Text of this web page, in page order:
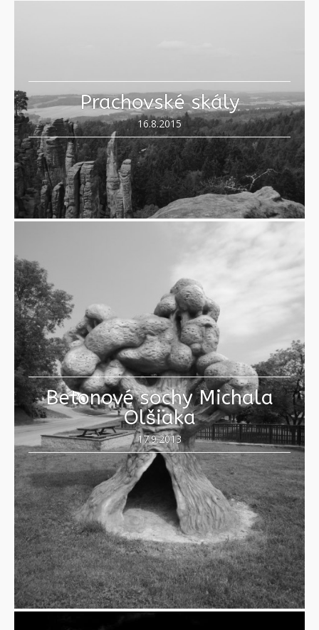
Prachovské skály
16.8.2015
Betonové sochy Michala
Olšiaka
17.9.2013